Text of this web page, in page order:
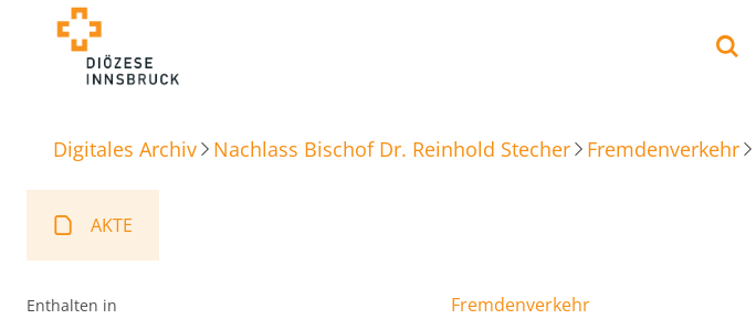
Digitales Archiv Nachlass Bischof Dr. Reinhold Stecher Fremdenverkehr
AKTE
Enthalten in Fremdenverkehr